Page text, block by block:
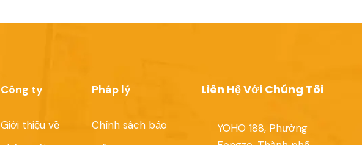
Công ty
Giới thiệu về
Pháp lý
Chính sách bảo
Liên Hệ Với Chúng Tôi
YOHO 188, Phường